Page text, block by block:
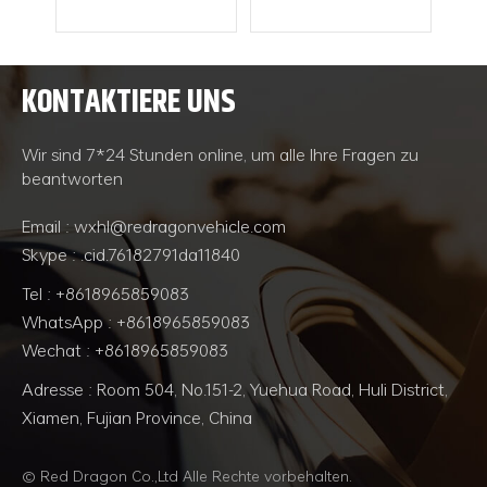
WEITERLESEN
KONTAKTIERE UNS
Wir sind 7*24 Stunden online, um alle Ihre Fragen zu
beantworten
Email : wxhl@redragonvehicle.com
Skype : .cid.76182791da11840
Tel : +8618965859083
WhatsApp : +8618965859083
Wechat : +8618965859083
Adresse : Room 504, No.151-2, Yuehua Road, Huli District,
Xiamen, Fujian Province, China
© Red Dragon Co.,Ltd Alle Rechte vorbehalten.